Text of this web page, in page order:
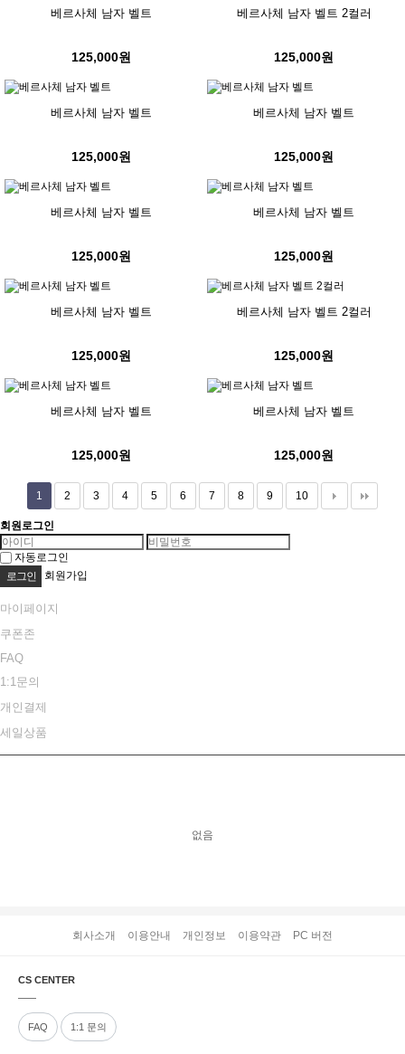
베르사체 남자 벨트
125,000원
베르사체 남자 벨트 2컬러
125,000원
베르사체 남자 벨트
125,000원
베르사체 남자 벨트
125,000원
베르사체 남자 벨트
125,000원
베르사체 남자 벨트
125,000원
베르사체 남자 벨트
125,000원
베르사체 남자 벨트 2컬러
125,000원
베르사체 남자 벨트
125,000원
베르사체 남자 벨트
125,000원
1 2 3 4 5 6 7 8 9 10
회원로그인
자동로그인
회원가입
마이페이지
쿠폰존
FAQ
1:1문의
개인결제
세일상품
없음
회사소개 이용안내 개인정보 이용약관 PC 버전
CS CENTER
FAQ 1:1 문의